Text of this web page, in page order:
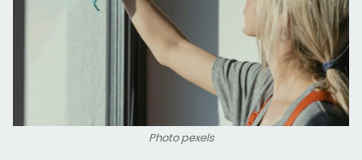
Photo pexels